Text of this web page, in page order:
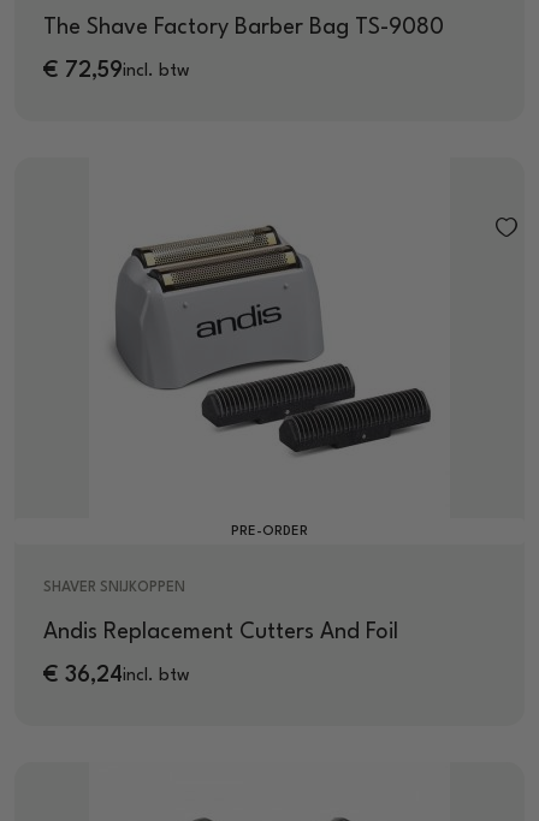
The Shave Factory Barber Bag TS-9080
€ 72,59incl. btw
PRE-ORDER
SHAVER SNIJKOPPEN
Andis Replacement Cutters And Foil
€ 36,24incl. btw